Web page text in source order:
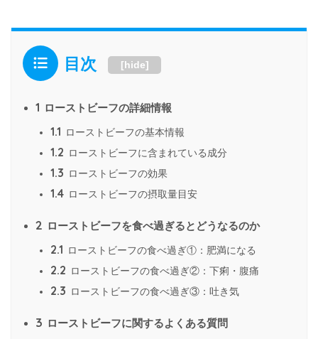
目次 [hide]
1 ローストビーフの詳細情報
1.1 ローストビーフの基本情報
1.2 ローストビーフに含まれている成分
1.3 ローストビーフの効果
1.4 ローストビーフの摂取量目安
2 ローストビーフを食べ過ぎるとどうなるのか
2.1 ローストビーフの食べ過ぎ①：肥満になる
2.2 ローストビーフの食べ過ぎ②：下痢・腹痛
2.3 ローストビーフの食べ過ぎ③：吐き気
3 ローストビーフに関するよくある質問